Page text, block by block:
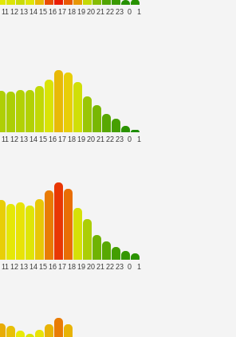
11 12 13 14 15 16 17 18 19 20 21 22 23 0 1
11 12 13 14 15 16 17 18 19 20 21 22 23 0 1
11 12 13 14 15 16 17 18 19 20 21 22 23 0 1